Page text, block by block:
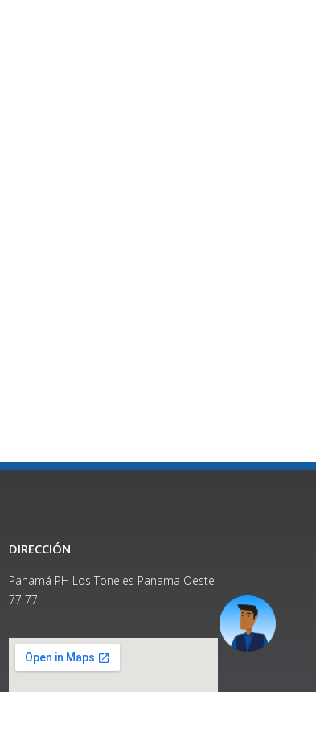
DIRECCIÓN
Panamá PH Los Toneles Panama Oeste
77 77